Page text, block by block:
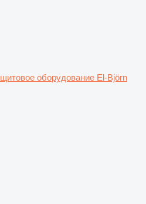
щитовое оборудование El-Björn